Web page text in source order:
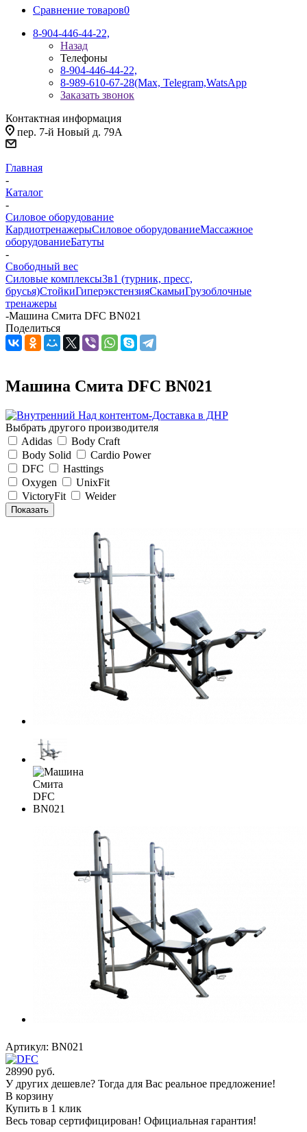
Сравнение товаров0
8-904-446-44-22,
Назад
Телефоны
8-904-446-44-22,
8-989-610-67-28(Max, Telegram,WatsApp
Заказать звонок
Контактная информация
пер. 7-й Новый д. 79А
Главная
-
Каталог
-
Силовое оборудование
КардиотренажерыСиловое оборудованиеМассажное
оборудованиеБатуты
-
Свободный вес
Силовые комплексы3в1 (турник, пресс,
брусья)СтойкиГиперэкстензияСкамьиГрузоблочные
тренажеры
-Машина Смита DFC BN021
Поделиться
Машина Смита DFC BN021
Выбрать другого производителя
Adidas
Body Craft
Body Solid
Cardio Power
DFC
Hasttings
Oxygen
UnixFit
VictoryFit
Weider
Артикул: BN021
28990 руб.
У других дешевле? Тогда для Вас реальное предложение!
В корзину
Купить в 1 клик
Весь товар сертифицирован! Официальная гарантия!